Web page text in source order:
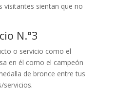
visitantes sientan que no
N.°3
o servicio como el
en él como el campeón
de bronce entre tus
servicios.